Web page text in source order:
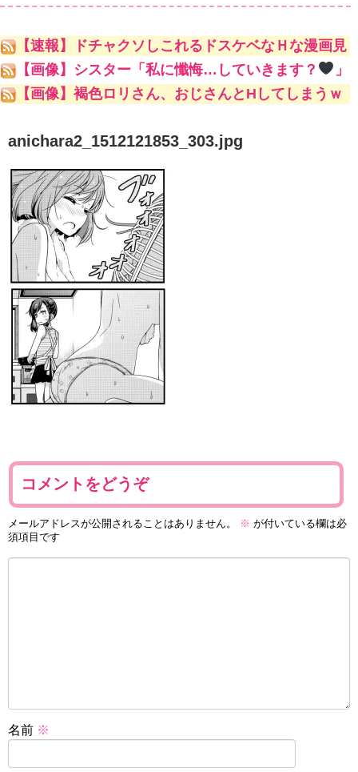
【速報】ドチャクソしこれるドスケベなＨな漫画見
つけましたｗｗｗｗｗ
【画像】シスター「私に懺悔…していきます？
」
【画像】褐色ロリさん、おじさんとHしてしまうｗ
anichara2_1512121853_303.jpg
コメントをどうぞ
メールアドレスが公開されることはありません。 ※ が付いている欄は必
須項目です
名前 ※